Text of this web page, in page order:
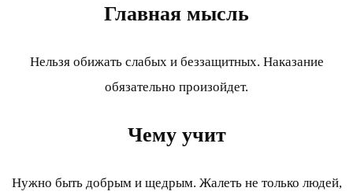
Главная мысль
Нельзя обижать слабых и беззащитных. Наказание
обязательно произойдет.
Чему учит
Нужно быть добрым и щедрым. Жалеть не только людей,